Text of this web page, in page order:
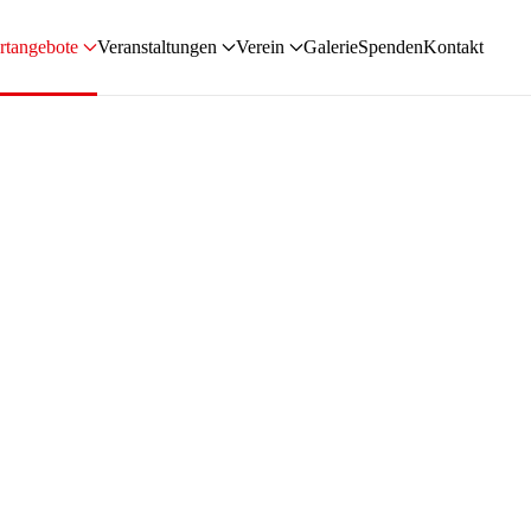
Veranstaltungen Verein GalerieSpendenKontakt